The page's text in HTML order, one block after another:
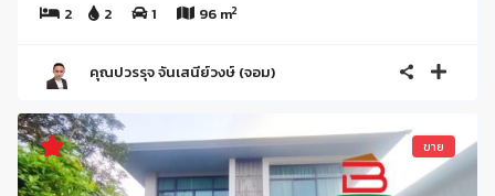
2
2 1 96 m2
คุณปวรรุจ จันเสนีย์วงษ์ (จอม)
ขาย